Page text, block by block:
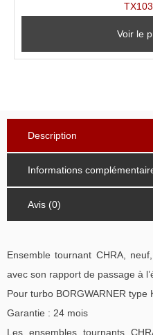
Voir le
Description
Informations
Avis (0)
Ensemble tournant CHRA,
avec son rapport de passage à
Pour turbo BORGWARNER
Garantie : 24 mois
Les ensembles tournants